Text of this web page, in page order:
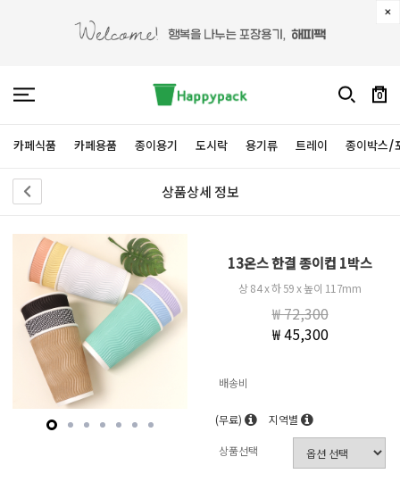
0
카페식품 카페용품 종이용기 도시락 용기류 트레이 종이박스/
상품상세 정보
13온스 한결 종이컵 1박스
상 84 x 하 59 x 높이 117mm
₩ 72,300
₩ 45,300
배송비
(무료) 지역별
상품선택